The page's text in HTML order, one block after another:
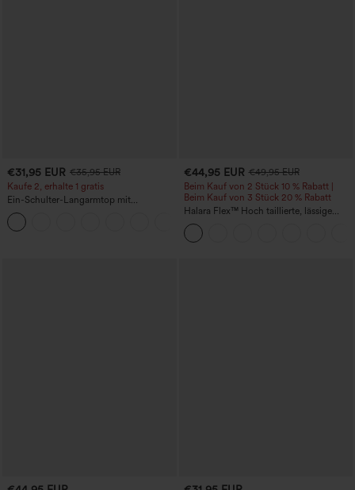
€31,95 EUR €35,95 EUR
Kaufe 2, erhalte 1 gratis
Ein-Schulter-Langarmtop mit
Daumenloch, geschwungener Saum
(High-Low), schnell trocknend – Yoga-
Sporttop mit integriertem BH
€44,95 EUR €49,95 EUR
Beim Kauf von 2 Stück 10 % Rabatt |
Beim Kauf von 3 Stück 20 % Rabatt
Halara Flex™ Hoch taillierte, lässige
Jeans mit Taschen, umgekrempeltem
Saum, weitem Bein und verwaschenem
Finish